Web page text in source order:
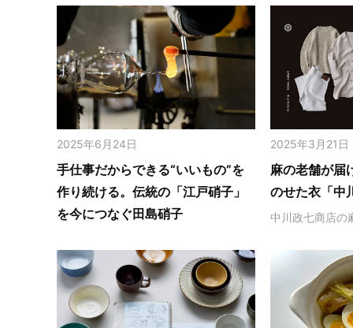
2025年6月24日
手仕事だからできる“いいもの”を
作り続ける。伝統の「江戸硝子」
を今につなぐ田島硝子
2025年3月21日
麻の老舗が届
のせた衣「中
中川政七商店の